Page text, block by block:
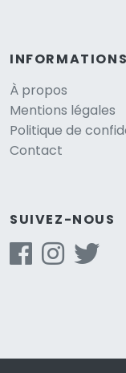
INFORMATIONS
À propos
Mentions légales
Politique de
Contact
SUIVEZ-NOUS